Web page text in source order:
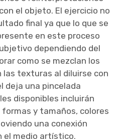
el objeto. El ejercicio no
final ya que lo que se
en este proceso
dependiendo del
como se mezclan los
las texturas al diluirse con
deja una pincelada
disponibles incluirán
y tamaños, colores
una conexión
el medio artístico.